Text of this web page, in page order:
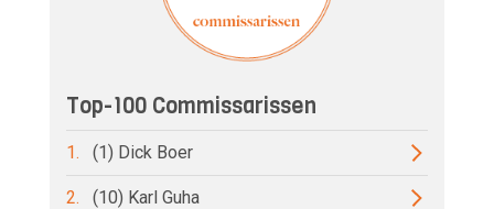
Top-100 Commissarissen
1. (1) Dick Boer
2. (10) Karl Guha